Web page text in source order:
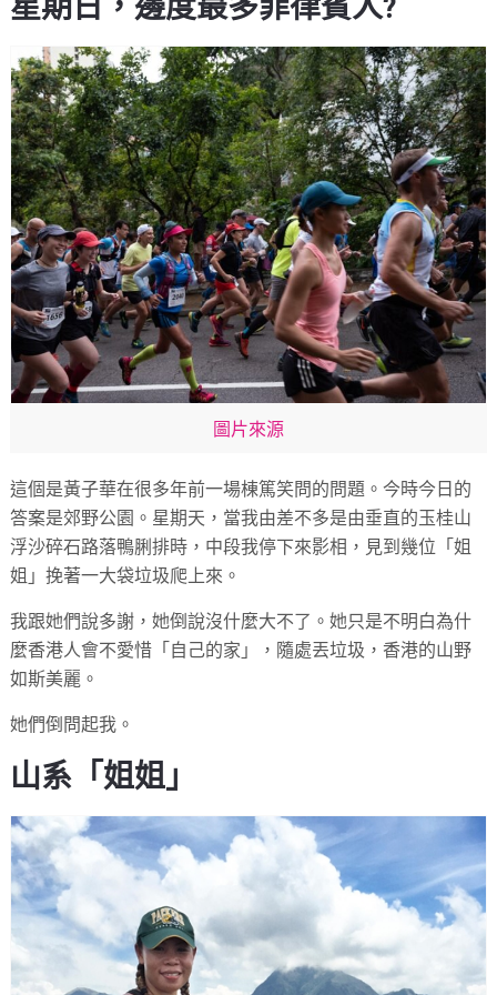
星期日，邊度最多菲律賓人?
圖片來源
這個是黃子華在很多年前一場棟篤笑問的問題。今時今日的
答案是郊野公園。星期天，當我由差不多是由垂直的玉桂山
浮沙碎石路落鴨脷排時，中段我停下來影相，見到幾位「姐
姐」挽著一大袋垃圾爬上來。
我跟她們說多謝，她倒說沒什麼大不了。她只是不明白為什
麼香港人會不愛惜「自己的家」，隨處丟垃圾，香港的山野
如斯美麗。
她們倒問起我。
山系「姐姐」